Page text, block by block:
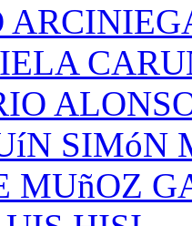
SIMóN
MUñOZ